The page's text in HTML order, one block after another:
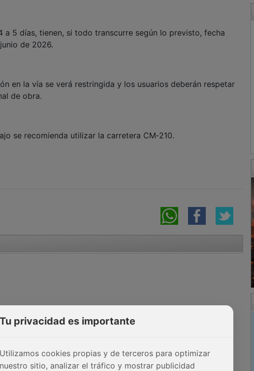
5 días, tienen, si todo transcurre según lo previsto, fecha
de 2026.
en la vía se verá restringida y los usuarios deberán respetar
de obra.
se recomienda utilizar la carretera CM‑210.
Tu privacidad es importante
Utilizamos cookies propias y de terceros para optimizar
nuestro sitio, analizar el tráfico y mostrar publicidad